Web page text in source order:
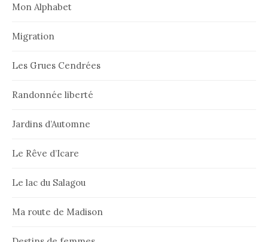
Mon Alphabet
Migration
Les Grues Cendrées
Randonnée liberté
Jardins d’Automne
Le Rêve d’Icare
Le lac du Salagou
Ma route de Madison